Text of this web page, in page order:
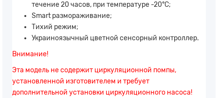
течение 20 часов, при температуре -20°С;
Smart размораживание;
Тихий режим;
Украиноязычный цветной сенсорный контроллер.
Внимание!
Эта модель не содержит циркуляционной помпы,
установленной изготовителем и требует
дополнительной установки циркуляционного насоса!